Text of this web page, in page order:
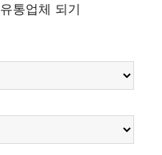
유통업체 되기